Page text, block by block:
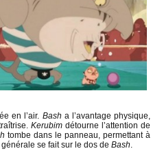
en l’air. Bash a l’avantage physique,
Kerubim détourne l’attention de
tombe dans le panneau, permettant à
se fait sur le dos de Bash.